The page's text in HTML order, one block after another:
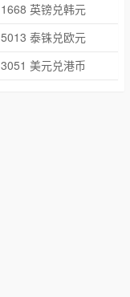
1668 英镑兑韩元
5013 泰铢兑欧元
3051 美元兑港币